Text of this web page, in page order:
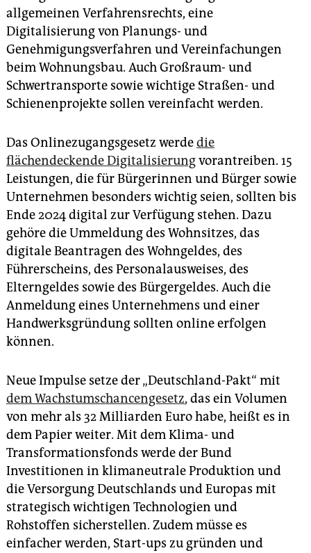
allgemeinen Verfahrensrechts, eine
Digitalisierung von Planungs- und
Genehmigungsverfahren und Vereinfachungen
beim Wohnungsbau. Auch Großraum- und
Schwertransporte sowie wichtige Straßen- und
Schienenprojekte sollen vereinfacht werden.
Das Onlinezugangsgesetz werdedie
flächendeckende Digitalisierungvorantreiben. 15
Leistungen, die für Bürgerinnen und Bürger sowie
Unternehmen besonders wichtig seien, sollten bis
Ende 2024 digital zur Verfügung stehen. Dazu
gehöre die Ummeldung des Wohnsitzes, das
digitale Beantragen des Wohngeldes, des
Führerscheins, des Personalausweises, des
Elterngeldes sowie des Bürgergeldes. Auch die
Anmeldung eines Unternehmens und einer
Handwerksgründung sollten online erfolgen
können.
Neue Impulse setze der „Deutschland-Pakt“ mit
dem Wachstumschancengesetz, das ein Volumen
von mehr als 32 Milliarden Euro habe, heißt es in
dem Papier weiter. Mit dem Klima- und
Transformationsfonds werde der Bund
Investitionen in klimaneutrale Produktion und
die Versorgung Deutschlands und Europas mit
strategisch wichtigen Technologien und
Rohstoffen sicherstellen. Zudem müsse es
einfacher werden, Start-ups zu gründen und